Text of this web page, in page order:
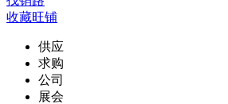
收藏旺铺
供应
求购
公司
展会